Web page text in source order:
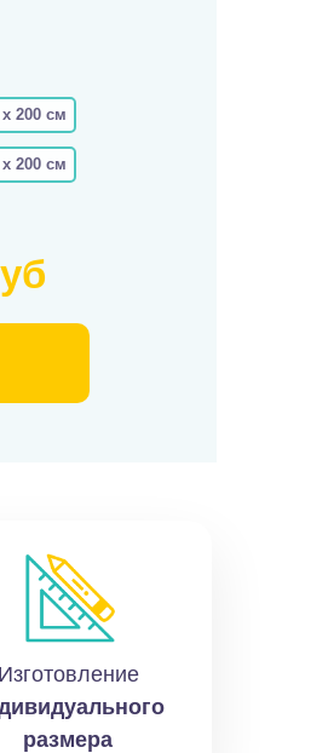
х 200 см
х 200 см
Изготовление
размера